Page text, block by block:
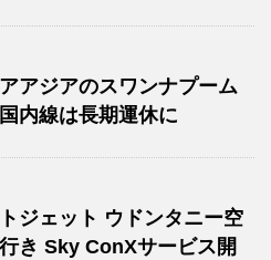
アジアのスワンナプーム
内線は長期運休に
ジェット ウドンタニー空
き Sky ConXサービス開